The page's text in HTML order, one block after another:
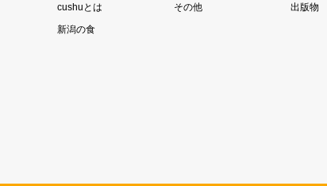
cushuとは その他 出版物
新潟の食